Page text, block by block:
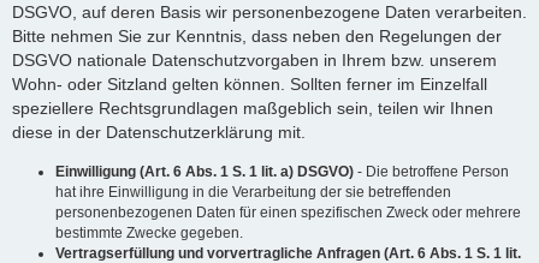
DSGVO, auf deren Basis wir personenbezogene Daten verarbeiten.
Bitte nehmen Sie zur Kenntnis, dass neben den Regelungen der
DSGVO nationale Datenschutzvorgaben in Ihrem bzw. unserem
Wohn- oder Sitzland gelten können. Sollten ferner im Einzelfall
speziellere Rechtsgrundlagen maßgeblich sein, teilen wir Ihnen
diese in der Datenschutzerklärung mit.
Einwilligung (Art. 6 Abs. 1 S. 1 lit. a) DSGVO) - Die betroffene Person
hat ihre Einwilligung in die Verarbeitung der sie betreffenden
personenbezogenen Daten für einen spezifischen Zweck oder mehrere
bestimmte Zwecke gegeben.
Vertragserfüllung und vorvertragliche Anfragen (Art. 6 Abs. 1 S. 1 lit.